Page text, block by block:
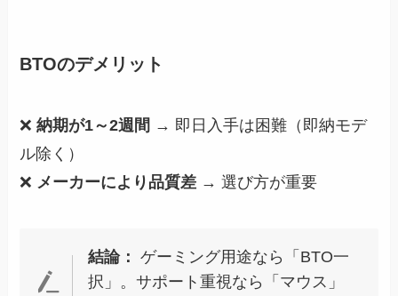
BTOのデメリット
❌納期が1～2週間 → 即日入手は困難（即納モデ
ル除く）
❌ メーカーにより品質差 → 選び方が重要
結論： ゲーミング用途なら「BTO一
択」。サポート重視なら「マウス」